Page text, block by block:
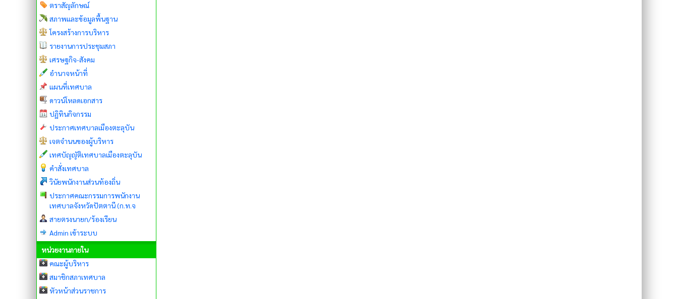
ตราสัญลักษณ์
สภาพและข้อมูลพื้นฐาน
โครงสร้างการบริหาร
รายงานการประชุมสภา
เศรษฐกิจ-สังคม
อำนาจหน้าที่
แผนที่เทศบาล
ดาวน์โหลดเอกสาร
ปฏิทินกิจกรรม
ประกาศเทศบาลเมืองตะลุบัน
เจตจำนนของผู้บริหาร
เทศบัญญัติเทศบาลเมืองตะลุบัน
คำสั่งเทศบาล
วินัยพนักงานส่วนท้องถิ่น
ประกาศคณะกรรมการพนักงาน
เทศบาลจังหวัดปัตตานี (ก.ท.จ
สายตรงนายก/ร้องเรียน
Admin เข้าระบบ
หน่วยงานภายใน
คณะผู้บริหาร
สมาชิกสภาเทศบาล
หัวหน้าส่วนราชการ